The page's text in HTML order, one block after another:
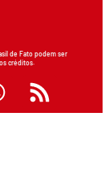
de Fato podem ser
créditos.